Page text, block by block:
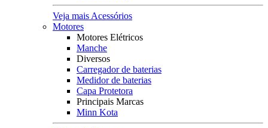
Veja mais Acessórios
Motores
Motores Elétricos
Manche
Diversos
Carregador de baterias
Medidor de baterias
Capa Protetora
Principais Marcas
Minn Kota